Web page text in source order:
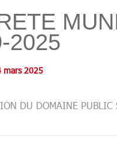
2025
mars 2025
DU DOMAINE PUBLIC